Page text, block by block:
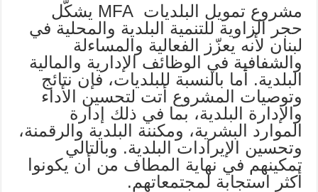
مشروع تمويل البلديات MFA يشكّل
حجر الزاوية للتنمية البلدية والمحلية في
لبنان لأنه يعزّز الفعالية والمساءلة
والشفافية في الوظائف الإدارية والمالية
البلدية. أما بالنسبة للبلديات، فإن نتائج
وتوصيات المشروع أتت لتحسين الأداء
والإدارة البلدية، بما في ذلك إدارة
الموارد البشرية، ومكننة البلدية والرقمنة،
وتحسين الإيرادات البلدية. وبالتالي
تمكينهم في نهاية المطاف من أن يكونوا
أكثر استجابة لمجتمعاتهم.